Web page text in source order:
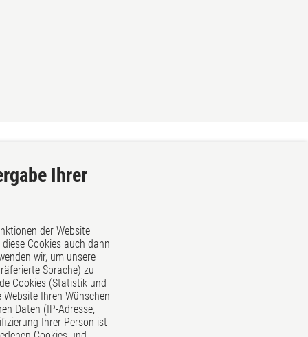
Ihrer
der Website
Cookies auch dann
wir, um unsere
Sprache) zu
Cookies (Statistik und
Ihren Wünschen
Daten (IP-Adresse,
Ihrer Person ist